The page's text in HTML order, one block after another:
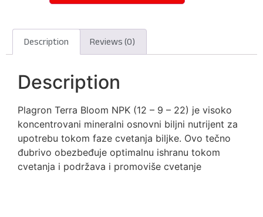
Description Reviews (0)
Description
Plagron Terra Bloom NPK (12 – 9 – 22) je visoko
koncentrovani mineralni osnovni biljni nutrijent za
upotrebu tokom faze cvetanja biljke. Ovo tečno
đubrivo obezbeđuje optimalnu ishranu tokom
cvetanja i podržava i promoviše cvetanje